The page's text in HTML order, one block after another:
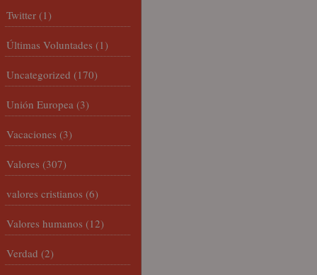
Twitter (1)
Últimas Voluntades (1)
Uncategorized (170)
Unión Europea (3)
Vacaciones (3)
Valores (307)
valores cristianos (6)
Valores humanos (12)
Verdad (2)